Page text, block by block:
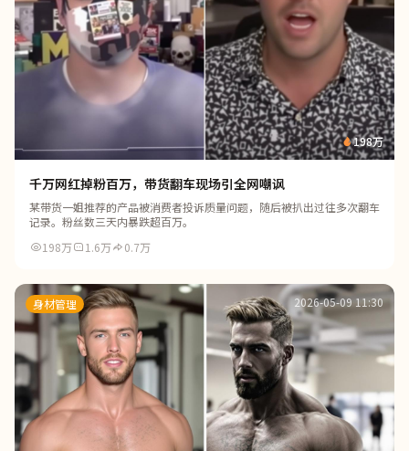
198万
千万网红掉粉百万，带货翻车现场引全网嘲讽
某带货一姐推荐的产品被消费者投诉质量问题，随后被扒出过往多次翻车
记录。粉丝数三天内暴跌超百万。
198万
1.6万 0.7万
身材管理 2026-05-09 11:30